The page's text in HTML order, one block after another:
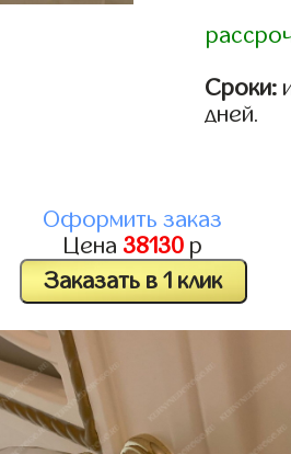
Сроки:
дней.
Оформить заказ
Цена 38130 р
Заказать в 1 клик